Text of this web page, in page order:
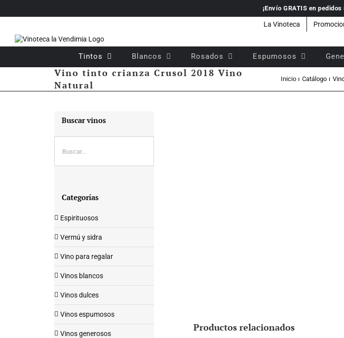
¡Envío GRATIS en
La Vinoteca
Tintos Blancos Rosados Espumosos
Vino tinto crianza Crusol 2018 Vino
Natural
Inicio Catálogo
Productos relacionados
Buscar vinos
Categorías
Espirituosos
Vermú y sidra
Vino para regalar
Vinos blancos
Vinos dulces
Vinos espumosos
Vinos generosos